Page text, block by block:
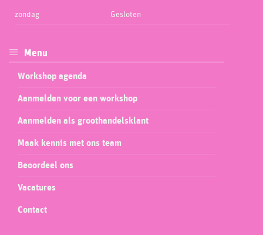
zondag Gesloten
Menu
Workshop agenda
Aanmelden voor een workshop
Aanmelden als groothandelsklant
Maak kennis met ons team
Beoordeel ons
Vacatures
Contact